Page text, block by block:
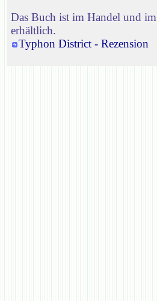
Das Buch ist im Handel und im
erhältlich.
Typhon District - Rezension